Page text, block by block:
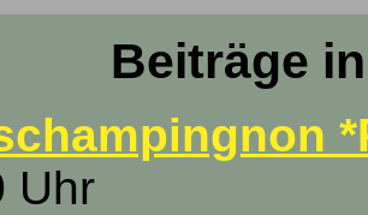
Beiträge
Uhr